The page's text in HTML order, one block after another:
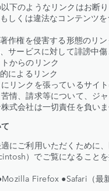
下のようなリンクはお断り
しくは違法なコンテンツ
作権を侵害する形態のリン
サービスに対して誹謗中
からのリンク
によるリンク
リンクを張っているサイ
情、請求等について、ジ
式会社​は一切責任を負いま
にご利用いただくために
）でご覧になること
Firefox ●Safari（最新